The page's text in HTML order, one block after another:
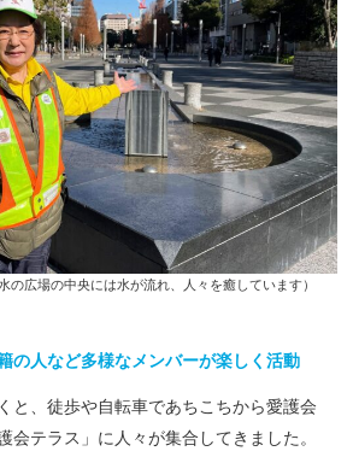
の広場の中央には水が流れ、人々を癒しています）
の人など多様なメンバーが楽しく活動
と、徒歩や自転車であちこちから愛護会
会テラス」に人々が集合してきました。